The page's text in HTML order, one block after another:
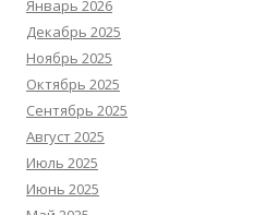
Январь 2026
Декабрь 2025
Ноябрь 2025
Октябрь 2025
Сентябрь 2025
Август 2025
Июль 2025
Июнь 2025